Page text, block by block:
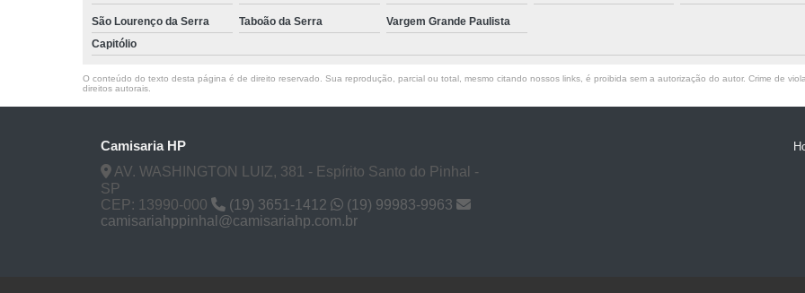
São Lourenço da Serra Taboão da Serra
Vargem Grande Paulista
Capitólio
O conteúdo do texto desta página é de direito reservado. Sua reprodução, parcial ou total, mesmo citando nossos links, é proibida sem a autorização do autor. Crime de
direitos autorais
Camisaria HP
AV. WASHINGTON LUIZ, 381 - Espírito Santo do Pinhal -
SP
CEP: 13990-000
(19) 3651-1412
(19) 99983-9963
camisariahppinhal@camisariahp.com.br